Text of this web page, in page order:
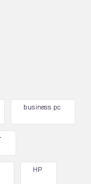
business pc
HP